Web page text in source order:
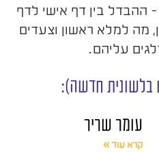
ההבדל בין דף אישי לדף
מה למלא ראשון וצעדים
עליהם.
בלשונית חדשה):
עומר שריר
קרא עוד »